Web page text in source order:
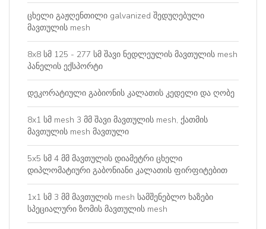
ცხელი გაჟღენთილი galvanized შედუღებული
მავთულის mesh
8x8 სმ 125 - 277 სმ შავი ნედლეულის მავთულის mesh
პანელის ექსპორტი
დეკორატიული გაბიონის კალათის კედელი და ღობე
8x1 სმ mesh 3 მმ შავი მავთულის mesh, ქათმის
მავთულის mesh მავთული
5x5 სმ 4 მმ მავთულის დიამეტრი ცხელი
დიპლომატიური გაბონიანი კალათის ფირფიტებით
1x1 სმ 3 მმ მავთულის mesh სამშენებლო ხაზები
სპეციალური ზომის მავთულის mesh